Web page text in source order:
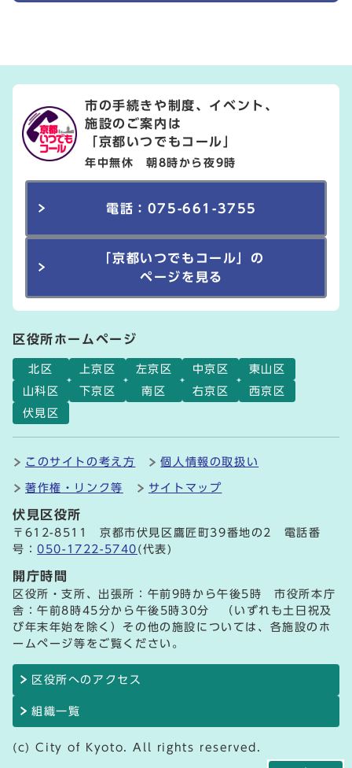
市の手続きや制度、イベント、
施設のご案内は
「京都いつでもコール」
年中無休 朝8時から夜9時
電話：075-661-3755
「京都いつでもコール」の
ページを見る
区役所ホームページ
北区 上京区 左京区 中京区
東山区
山科区
下京区 南区 右京区
西京区
伏見区
このサイトの考え方 個人情報の取扱い
著作権・リンク等 サイトマップ
伏見区役所
〒612-8511 京都市伏見区鷹匠町39番地の2 電話番
号：050-1722-5740 (代表)
開庁時間
区役所・支所、出張所：午前9時から午後5時 市役所本庁
舎：午前8時45分から午後5時30分 （いずれも土日祝及
び年末年始を除く）その他の施設については、各施設のホ
ームページ等をご覧ください。
区役所へのアクセス
組織一覧
(c) City of Kyoto. All rights reserved.